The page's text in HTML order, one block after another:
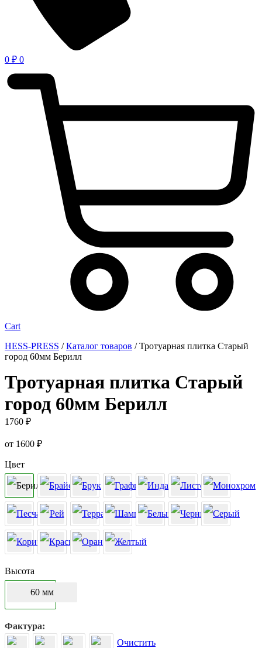
0 ₽ 0
Cart
HESS-PRESS /Каталог товаров /Тротуарная плитка Старый
город 60мм Берилл
Тротуарная плитка Старый
город 60мм Берилл
1760 ₽
от 1600 ₽
Цвет
Высота
60 мм
Фактура
Очистить